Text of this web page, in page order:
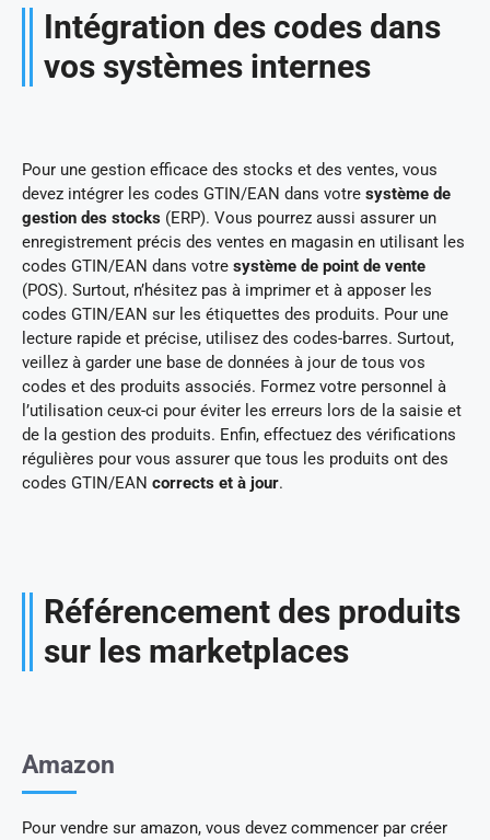
Intégration des codes dans
vos systèmes internes
Pour une gestion efficace des stocks et des ventes, vous
devez intégrer les codes GTIN/EAN dans votre système de
gestion des stocks (ERP). Vous pourrez aussi assurer un
enregistrement précis des ventes en magasin en utilisant les
codes GTIN/EAN dans votre système de point de vente
(POS). Surtout, n’hésitez pas à imprimer et à apposer les
codes GTIN/EAN sur les étiquettes des produits. Pour une
lecture rapide et précise, utilisez des codes-barres. Surtout,
veillez à garder une base de données à jour de tous vos
codes et des produits associés. Formez votre personnel à
l’utilisation ceux-ci pour éviter les erreurs lors de la saisie et
de la gestion des produits. Enfin, effectuez des vérifications
régulières pour vous assurer que tous les produits ont des
codes GTIN/EAN corrects et à jour.
Référencement des produits
sur les marketplaces
Amazon
Pour vendre sur amazon, vous devez commencer par créer